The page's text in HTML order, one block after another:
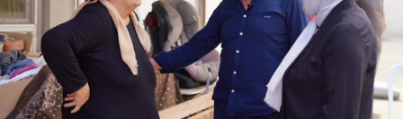
Magazin
Resmi İlan
Sağlık & Yaşam